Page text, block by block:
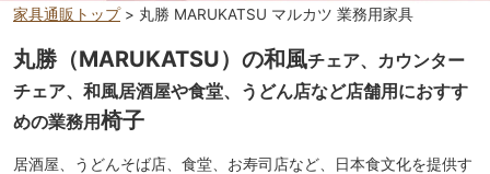
家具通販トップ> 丸勝 MARUKATSU マルカツ 業務用家具
丸勝（MARUKATSU）の和風チェア、カウンター
チェア、和風居酒屋や食堂、うどん店など店舗用におすす
めの業務用椅子
居酒屋、うどんそば店、食堂、お寿司店など、日本食文化を提供す